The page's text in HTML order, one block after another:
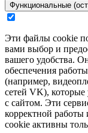
Функциональные
Эти файлы cookie
вами выбор и
вашего удобства.
обеспечения
(например,
сетей VK),
с сайтом. Эти
корректной
cookie активны